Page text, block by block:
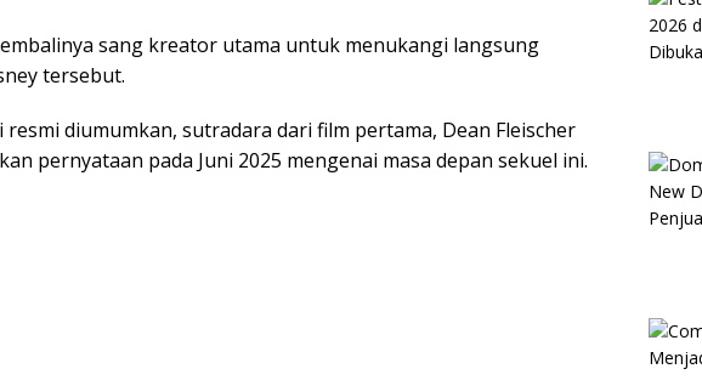
sang kreator utama untuk menukangi langsung
tersebut.
diumumkan, sutradara dari film pertama, Dean Fleischer
pernyataan pada Juni 2025 mengenai masa depan sekuel ini.